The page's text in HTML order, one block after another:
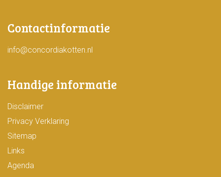
Contactinformatie
info@concordiakotten.nl
Handige informatie
Disclaimer
Privacy Verklaring
Sitemap
Links
Agenda